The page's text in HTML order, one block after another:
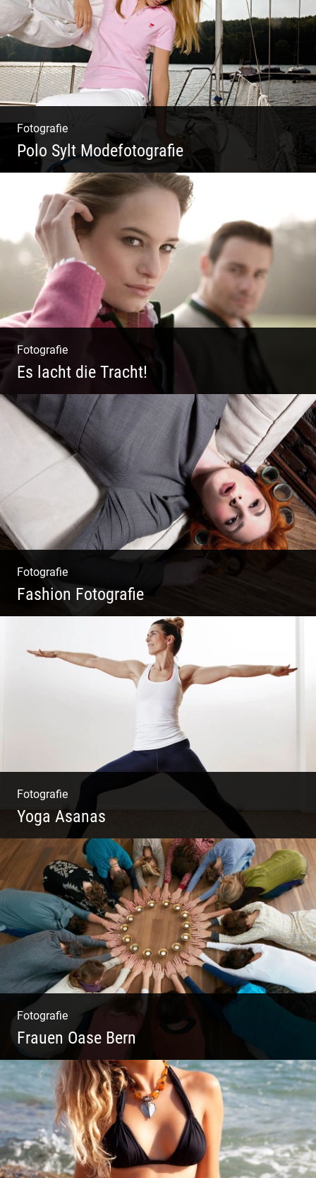
Fotografie
Polo Sylt Modefotografie
Polo Sylt Modefotografie
Fotografie
Es lacht die Tracht!
Wunderschöne Dirndl | Harmonische
Farben | Originelle Details | Edle Stoffe
Fotografie
Fashion Fotografie
Mode|Menschen|Magazin
Fotografie
Yoga Asanas
Virabhadrasana II oder Krieger II – Anleitung
für den Blog
Fotografie
Frauen Oase Bern
Yoga Fotografie | Magische Momente | Bunte
Farben | Wilde Formen